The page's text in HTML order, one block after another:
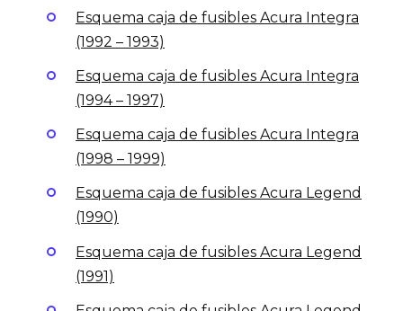
Esquema caja de fusibles Acura Integra
(1992 – 1993)
Esquema caja de fusibles Acura Integra
(1994 – 1997)
Esquema caja de fusibles Acura Integra
(1998 – 1999)
Esquema caja de fusibles Acura Legend
(1990)
Esquema caja de fusibles Acura Legend
(1991)